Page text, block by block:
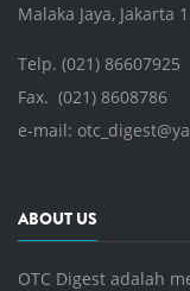
Malaka Jaya, Jakarta
Telp. (021) 86607925
Fax. (021) 8608786
e-mail:
ABOUT US
OTC Digest adalah